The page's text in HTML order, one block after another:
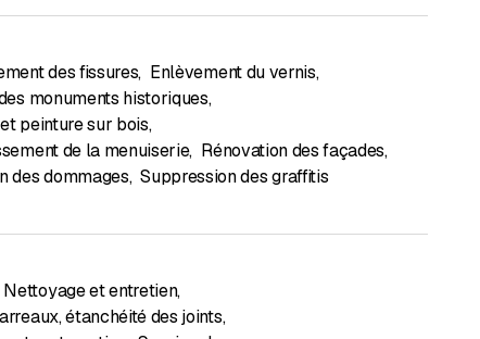
des fissures, Enlèvement du vernis,
monuments historiques,
peinture sur bois,
de la menuiserie, Rénovation des façades,
des dommages, Suppression des graffitis
Nettoyage et entretien,
étanchéité des joints,